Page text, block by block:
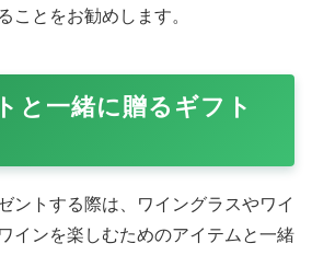
ことをお勧めします。
と一緒に贈るギフト
ントする際は、ワイングラスやワイ
インを楽しむためのアイテムと一緒